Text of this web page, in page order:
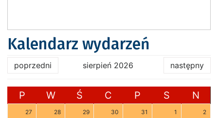
Kalendarz wydarzeń
poprzedni sierpień 2026 następny
P W Ś C P S N
27 28 29 30 31 1 2